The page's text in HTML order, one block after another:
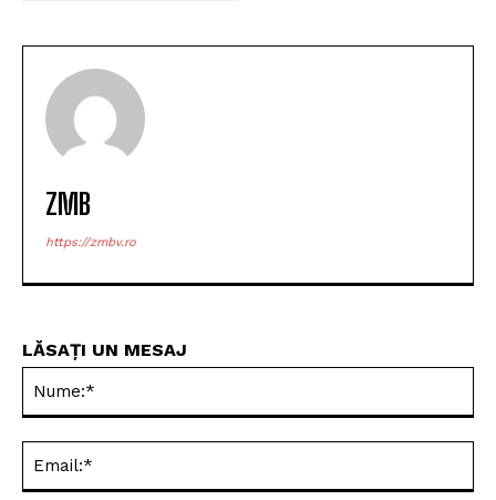
ZMB
https://zmbv.ro
LĂSAȚI UN MESAJ